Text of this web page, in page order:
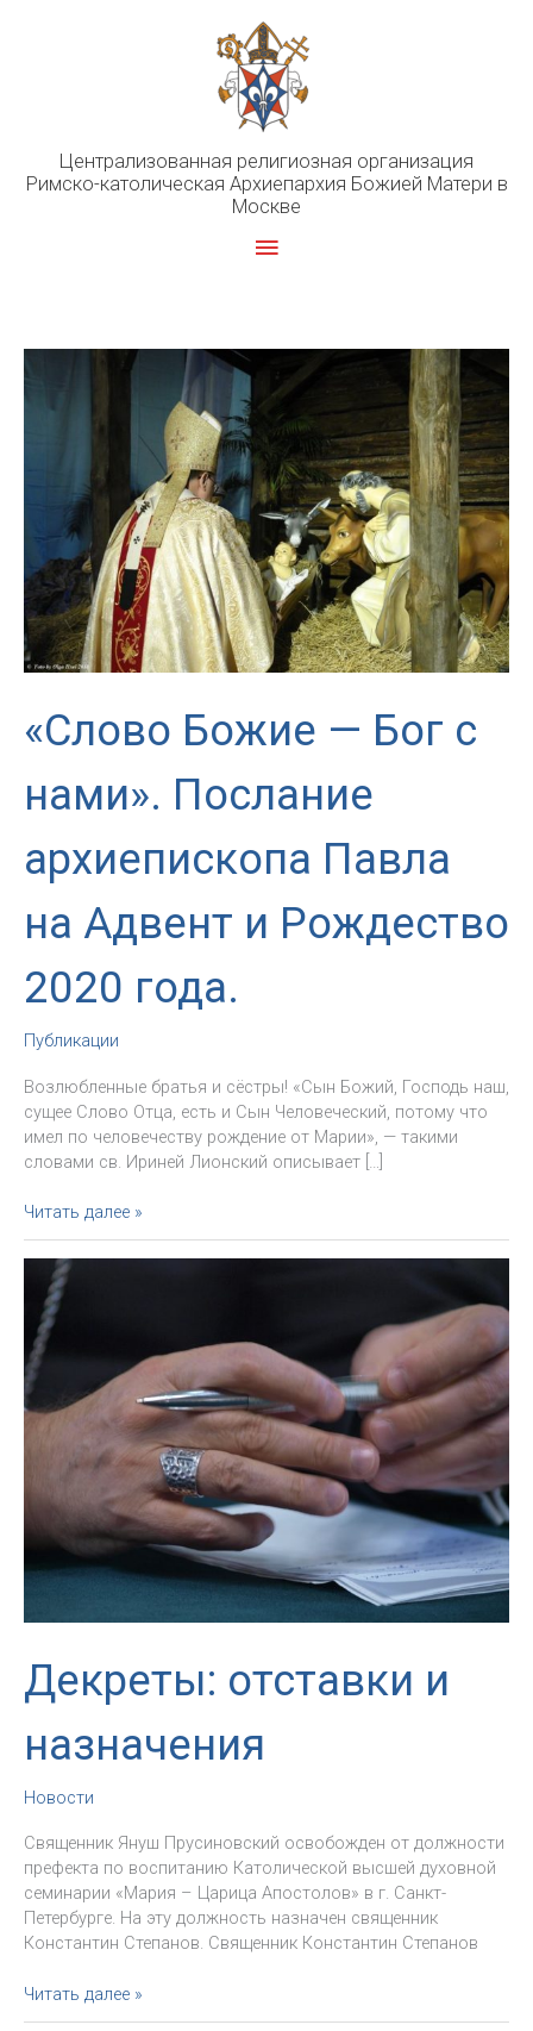
Централизованная религиозная организация
Римско-католическая Архиепархия Божией Матери в
Москве
Главное
«Слово Божие — Бог с
нами». Послание
архиепископа Павла
на Адвент и Рождество
2020 года.
Публикации
Возлюбленные братья и сёстры! «Сын Божий, Господь наш,
сущее Слово Отца, есть и Сын Человеческий, потому что
имел по человечеству рождение от Марии», — такими
словами св. Ириней Лионский описывает […]
«Слово
Божие
—
Бог
нами».
Послание
архиепископа
Павла
Адвент
Рождество
2020
Читать далее »
Декреты: отставки и
назначения
Новости
Священник Януш Прусиновский освобожден от должности
префекта по воспитанию Католической высшей духовной
семинарии «Мария – Царица Апостолов» в г. Санкт-
Петербурге. На эту должность назначен священник
Константин Степанов. Священник Константин Степанов
Декреты:
отставки
Читать далее »